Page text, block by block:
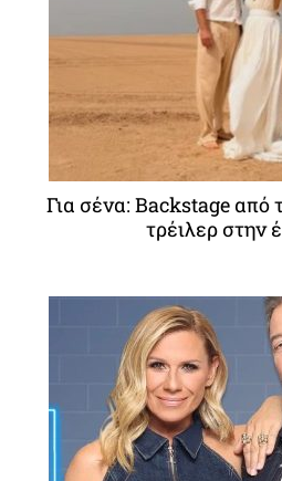
Για σένα: Backstage από
τρέιλερ στην